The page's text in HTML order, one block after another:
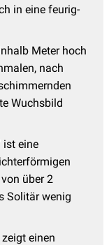
in eine feurig-
Meter hoch
nach
Wuchsbild
ist eine
über 2
Solitär wenig
zeigt einen